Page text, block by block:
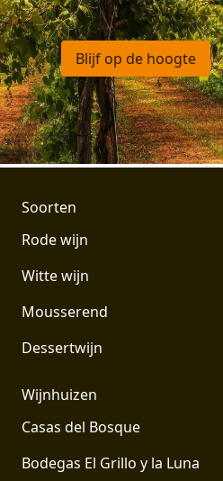
Blijf op de hoogte
Soorten
Rode wijn
Witte wijn
Mousserend
Dessertwijn
Wijnhuizen
Casas del Bosque
Bodegas El Grillo y la Luna